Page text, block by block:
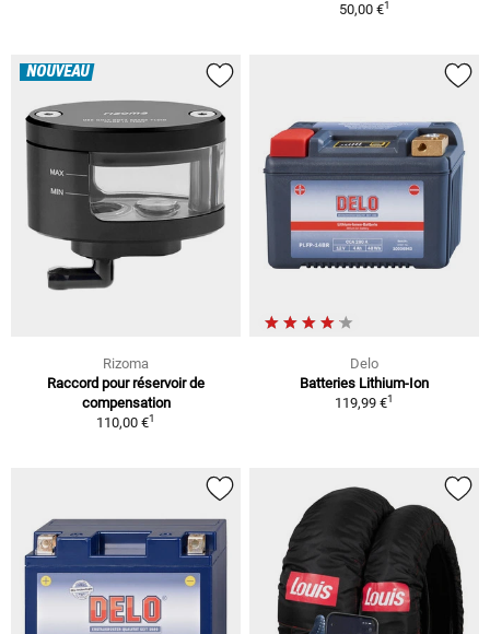
50,00 €1
NOUVEAU
Rizoma
Raccord pour réservoir de
compensation
110,00 €1
Delo
Batteries Lithium-Ion
119,99 €1